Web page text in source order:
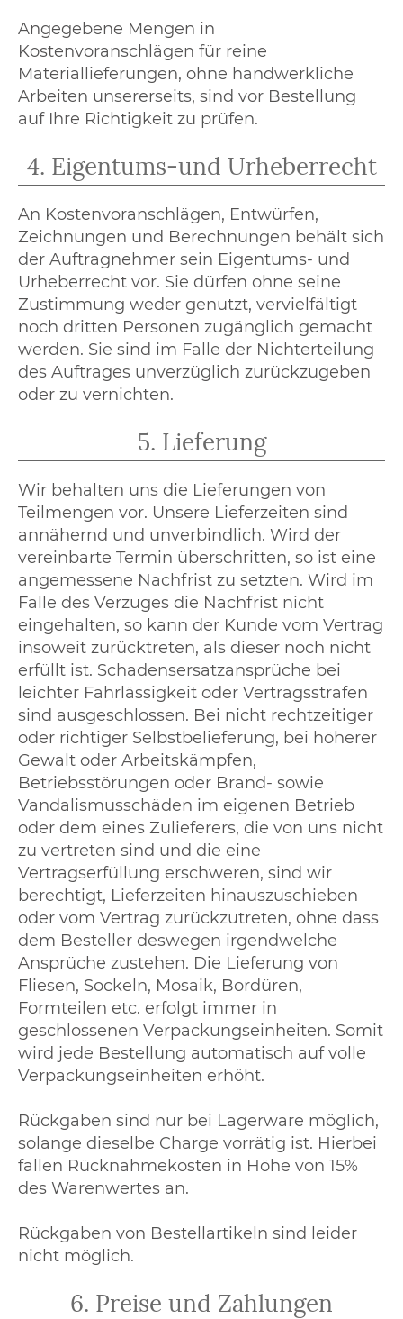
Angegebene Mengen in
Kostenvoranschlägen für reine
Materiallieferungen, ohne handwerkliche
Arbeiten unsererseits, sind vor Bestellung
auf Ihre Richtigkeit zu prüfen.
4. Eigentums-und Urheberrecht
An Kostenvoranschlägen, Entwürfen,
Zeichnungen und Berechnungen behält sich
der Auftragnehmer sein Eigentums- und
Urheberrecht vor. Sie dürfen ohne seine
Zustimmung weder genutzt, vervielfältigt
noch dritten Personen zugänglich gemacht
werden. Sie sind im Falle der Nichterteilung
des Auftrages unverzüglich zurückzugeben
oder zu vernichten.
5. Lieferung
Wir behalten uns die Lieferungen von
Teilmengen vor. Unsere Lieferzeiten sind
annähernd und unverbindlich. Wird der
vereinbarte Termin überschritten, so ist eine
angemessene Nachfrist zu setzten. Wird im
Falle des Verzuges die Nachfrist nicht
eingehalten, so kann der Kunde vom Vertrag
insoweit zurücktreten, als dieser noch nicht
erfüllt ist. Schadensersatzansprüche bei
leichter Fahrlässigkeit oder Vertragsstrafen
sind ausgeschlossen. Bei nicht rechtzeitiger
oder richtiger Selbstbelieferung, bei höherer
Gewalt oder Arbeitskämpfen,
Betriebsstörungen oder Brand- sowie
Vandalismusschäden im eigenen Betrieb
oder dem eines Zulieferers, die von uns nicht
zu vertreten sind und die eine
Vertragserfüllung erschweren, sind wir
berechtigt, Lieferzeiten hinauszuschieben
oder vom Vertrag zurückzutreten, ohne dass
dem Besteller deswegen irgendwelche
Ansprüche zustehen. Die Lieferung von
Fliesen, Sockeln, Mosaik, Bordüren,
Formteilen etc. erfolgt immer in
geschlossenen Verpackungseinheiten. Somit
wird jede Bestellung automatisch auf volle
Verpackungseinheiten erhöht.
Rückgaben sind nur bei Lagerware möglich,
solange dieselbe Charge vorrätig ist. Hierbei
fallen Rücknahmekosten in Höhe von 15%
des Warenwertes an.
Rückgaben von Bestellartikeln sind leider
nicht möglich.
6. Preise und Zahlungen